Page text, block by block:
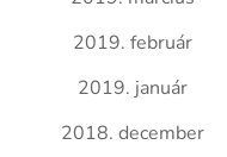
2019. február
2019. január
2018. december